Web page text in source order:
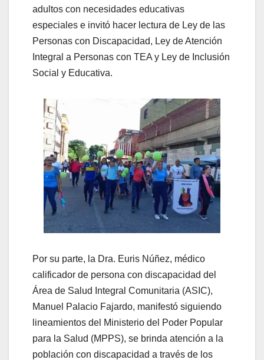
adultos con necesidades educativas
especiales e invitó hacer lectura de Ley de las
Personas con Discapacidad, Ley de Atención
Integral a Personas con TEA y Ley de Inclusión
Social y Educativa.
Por su parte, la Dra. Euris Núñez, médico
calificador de persona con discapacidad del
Área de Salud Integral Comunitaria (ASIC),
Manuel Palacio Fajardo, manifestó siguiendo
lineamientos del Ministerio del Poder Popular
para la Salud (MPPS), se brinda atención a la
población con discapacidad a través de los